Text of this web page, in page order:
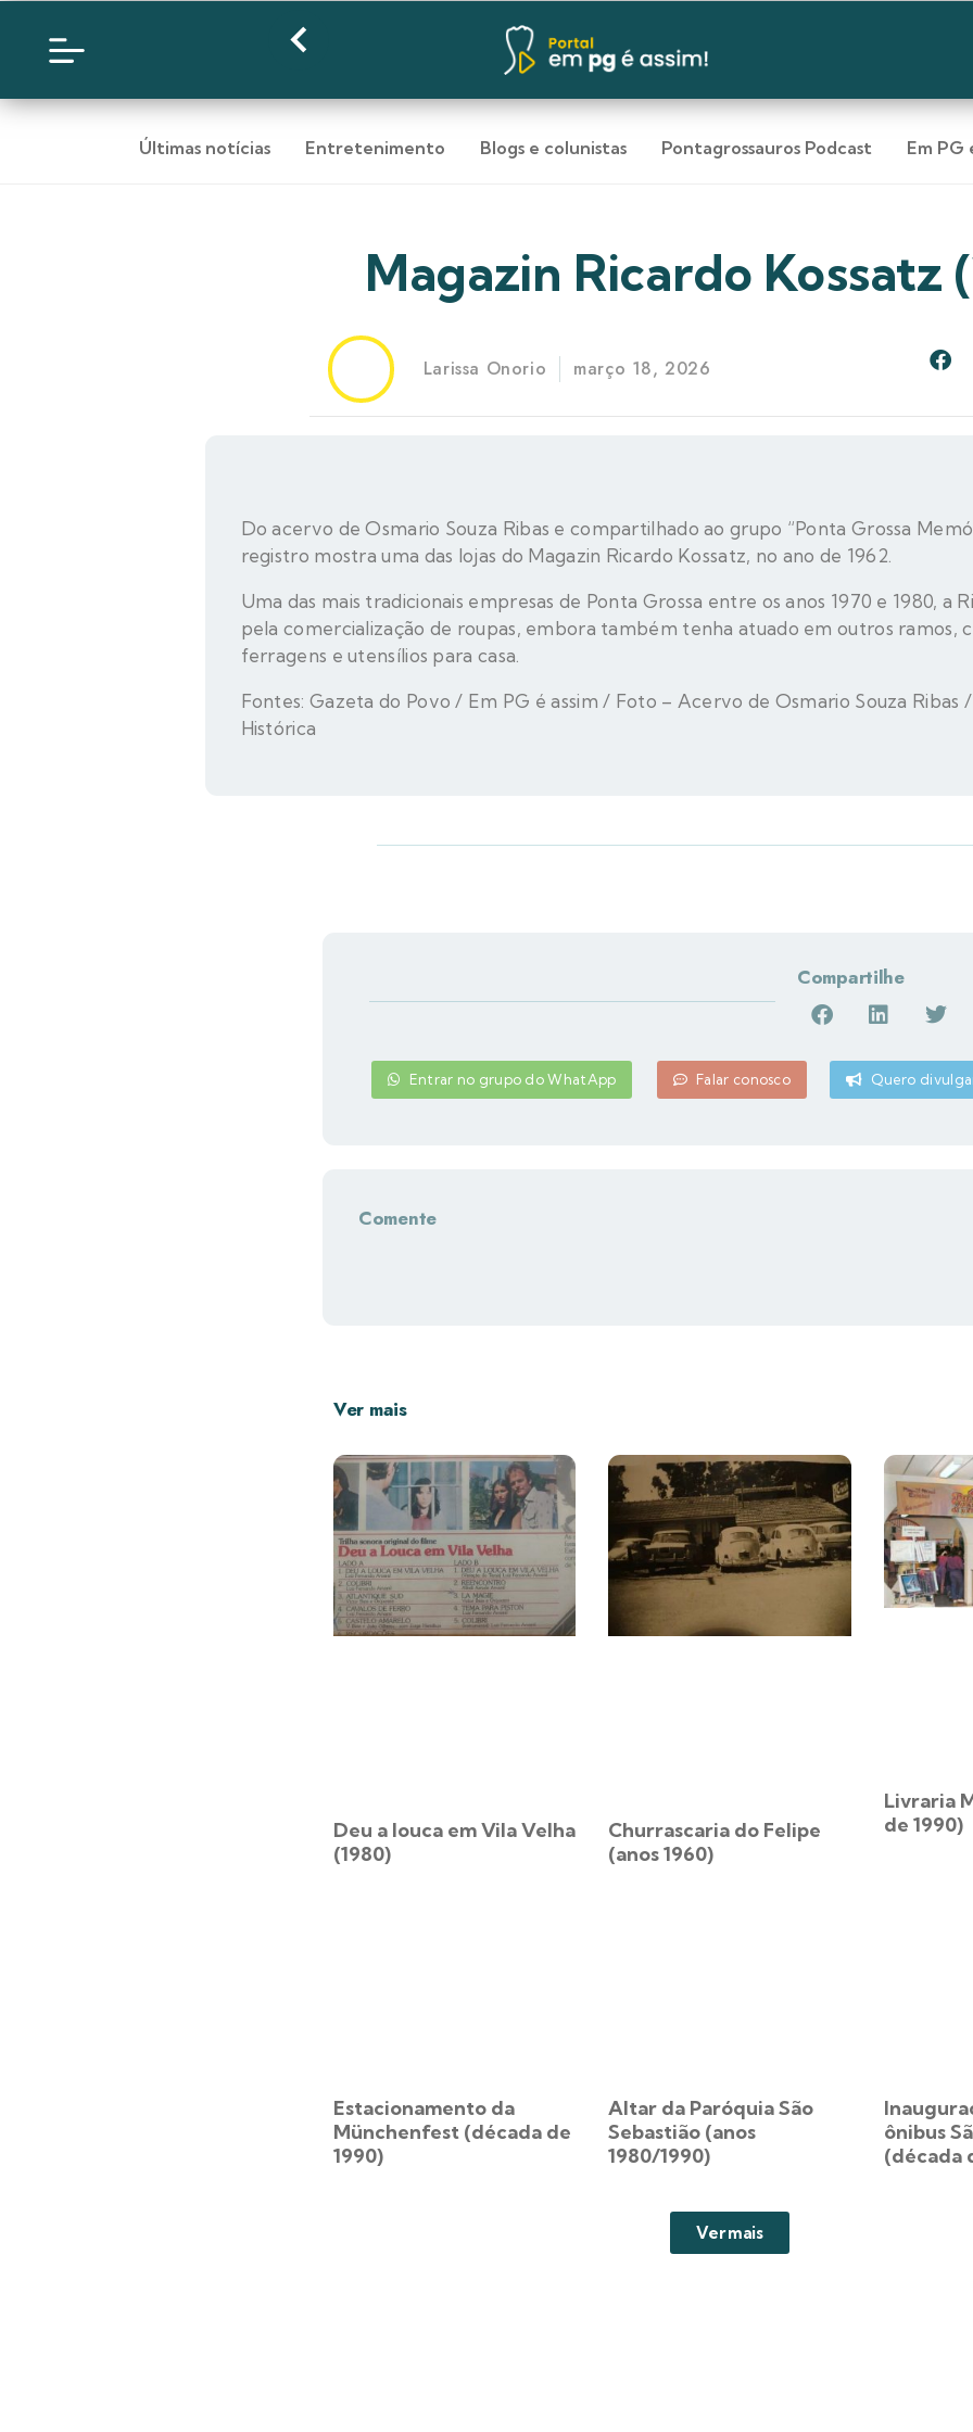
Últimas notícias Entretenimento Blogs e colunistas Pontagrossauros Podcast Em PG
Magazin Ricardo Kossatz
Larissa Onorio março 18, 2026
Do acervo de Osmario Souza Ribas e compartilhado ao grupo “Ponta Grossa
registro mostra uma das lojas do Magazin Ricardo Kossatz, no ano de 1962.
Uma das mais tradicionais empresas de Ponta Grossa entre os anos 1970 e 1980, a
pela comercialização de roupas, embora também tenha atuado em outros ramos,
ferragens e utensílios para casa.
Fontes: Gazeta do Povo / Em PG é assim / Foto – Acervo de Osmario Souza Ribas
Histórica
Compartilhe
Entrar no grupo do WhatApp Falar conosco Quero
Comente
Ver mais
Deu a louca em Vila Velha
(1980)
Churrascaria do Felipe
(anos 1960)
Livraria
de 1990)
Estacionamento da
Münchenfest (década de
1990)
Altar da Paróquia São
Sebastião (anos
1980/1990)
ônibus
(década
Ver mais